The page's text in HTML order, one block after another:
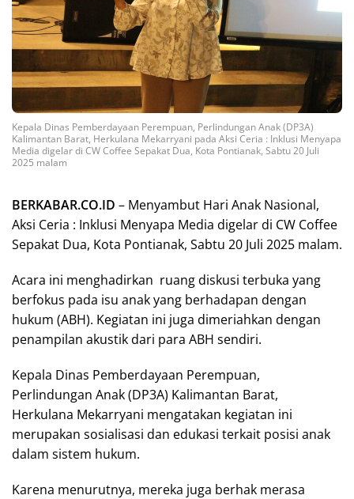
Kepala Dinas Pemberdayaan Perempuan, Perlindungan Anak (DP3A)
Kalimantan Barat, Herkulana Mekarryani pada Aksi Ceria : Inklusi Menyapa
Media digelar di CW Coffee Sepakat Dua, Kota Pontianak, Sabtu 20 Juli
2025 malam
BERKABAR.CO.ID – Menyambut Hari Anak Nasional,
Aksi Ceria : Inklusi Menyapa Media digelar di CW Coffee
Sepakat Dua, Kota Pontianak, Sabtu 20 Juli 2025 malam.
Acara ini menghadirkan ruang diskusi terbuka yang
berfokus pada isu anak yang berhadapan dengan
hukum (ABH). Kegiatan ini juga dimeriahkan dengan
penampilan akustik dari para ABH sendiri.
Kepala Dinas Pemberdayaan Perempuan,
Perlindungan Anak (DP3A) Kalimantan Barat,
Herkulana Mekarryani mengatakan kegiatan ini
merupakan sosialisasi dan edukasi terkait posisi anak
dalam sistem hukum.
Karena menurutnya, mereka juga berhak merasa